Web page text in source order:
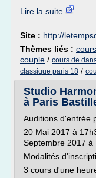
Lire la suite
Site : http://
Thèmes liés :
couple / cours de
classique paris 18 /
Studio
à Paris
Auditions d'entrée
20 Mai 2017 à
Septembre 2017 à
Modalités
3 cours d'une